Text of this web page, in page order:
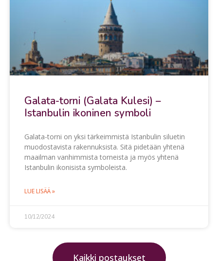
Galata-torni (Galata Kulesi) –
Istanbulin ikoninen symboli
Galata-torni on yksi tärkeimmistä Istanbulin siluetin
muodostavista rakennuksista. Sitä pidetään yhtenä
maailman vanhimmista torneista ja myös yhtenä
Istanbulin ikonisista symboleista.
LUE LISÄÄ »
10/12/2024
Kaikki postaukset